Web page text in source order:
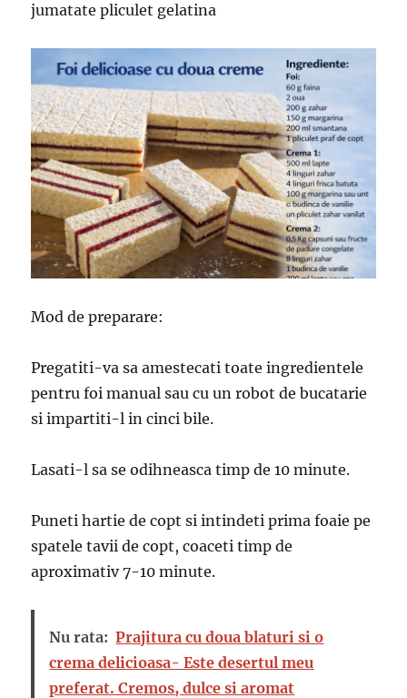
jumatate pliculet gelatina
Mod de preparare:
Pregatiti-va sa amestecati toate ingredientele
pentru foi manual sau cu un robot de bucatarie
si impartiti-l in cinci bile.
Lasati-l sa se odihneasca timp de 10 minute.
Puneti hartie de copt si intindeti prima foaie pe
spatele tavii de copt, coaceti timp de
aproximativ 7-10 minute.
Nu rata: Prajitura cu doua blaturi si o
crema delicioasa- Este desertul meu
preferat. Cremos, dulce si aromat